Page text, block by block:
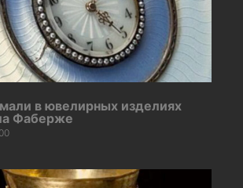
в ювелирных изделиях
Фаберже